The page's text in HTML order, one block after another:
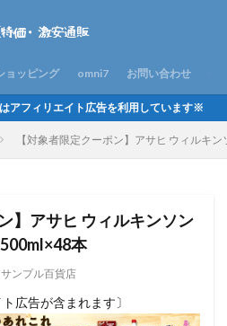
ョッピング omni7 お問い合わせ
アフィリエイト広告を利用しています※
【対象者限定クーポン】アサヒ ウィルキ
】アサヒ ウィルキンソン
本
サンプル百貨店
広告が含まれます〕